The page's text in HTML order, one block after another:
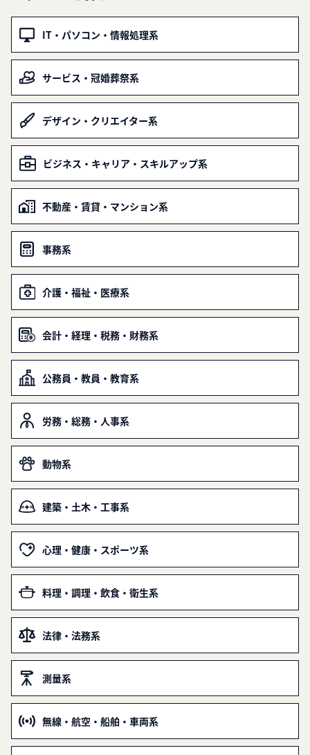
IT・パソコン・情報処理系
サービス・冠婚葬祭系
デザイン・クリエイター系
ビジネス・キャリア・スキルアップ系
不動産・賃貸・マンション系
事務系
介護・福祉・医療系
会計・経理・税務・財務系
公務員・教員・教育系
労務・総務・人事系
動物系
建築・土木・工事系
心理・健康・スポーツ系
料理・調理・飲食・衛生系
法律・法務系
測量系
無線・航空・船舶・車両系